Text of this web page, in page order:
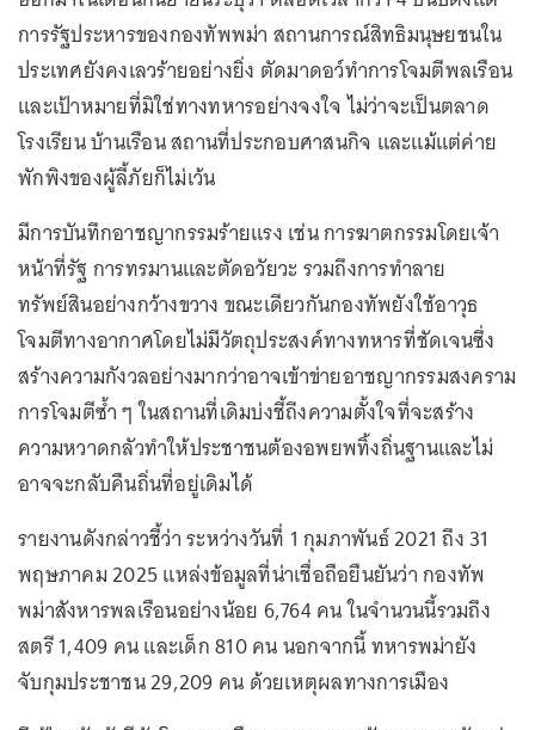
การรัฐประหารของกองทัพพม่า สถานการณ์สิทธิมนุษยชนใน
ประเทศยังคงเลวร้ายอย่างยิ่ง ตัดมาดอว์ทำการโจมตีพลเรือน
และเป้าหมายที่มิใช่ทางทหารอย่างจงใจ ไม่ว่าจะเป็นตลาด
โรงเรียน บ้านเรือน สถานที่ประกอบศาสนกิจ และแม้แต่ค่าย
พักพิงของผู้ลี้ภัยก็ไม่เว้น
มีการบันทึกอาชญากรรมร้ายแรง เช่น การฆาตกรรมโดยเจ้า
หน้าที่รัฐ การทรมานและตัดอวัยวะ รวมถึงการทำลาย
ทรัพย์สินอย่างกว้างขวาง ขณะเดียวกันกองทัพยังใช้อาวุธ
โจมตีทางอากาศโดยไม่มีวัตถุประสงค์ทางทหารที่ชัดเจนซึ่ง
สร้างความกังวลอย่างมากว่าอาจเข้าข่ายอาชญากรรมสงคราม
การโจมตีซ้ำ ๆ ในสถานที่เดิมบ่งชี้ถึงความตั้งใจที่จะสร้าง
ความหวาดกลัวทำให้ประชาชนต้องอพยพทิ้งถิ่นฐานและไม่
อาจจะกลับคืนถิ่นที่อยู่เดิมได้
รายงานดังกล่าวชี้ว่า ระหว่างวันที่ 1 กุมภาพันธ์ 2021 ถึง 31
พฤษภาคม 2025 แหล่งข้อมูลที่น่าเชื่อถือยืนยันว่า กองทัพ
พม่าสังหารพลเรือนอย่างน้อย 6,764 คน ในจำนวนนี้รวมถึง
สตรี 1,409 คน และเด็ก 810 คน นอกจากนี้ ทหารพม่ายัง
จับกุมประชาชน 29,209 คน ด้วยเหตุผลทางการเมือง